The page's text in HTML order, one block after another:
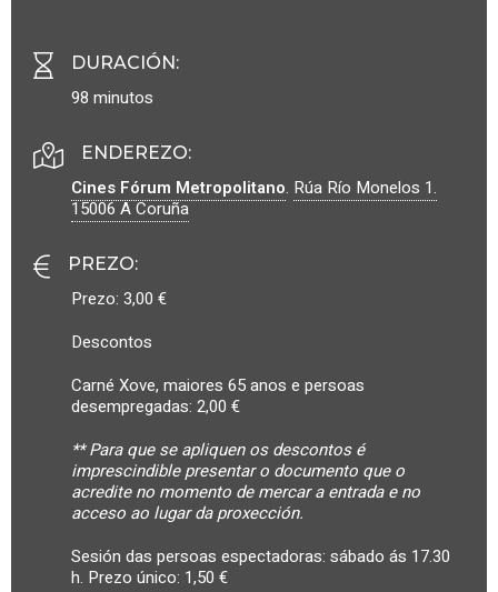
DURACIÓN:
98 minutos
ENDEREZO:
Cines Fórum Metropolitano. Rúa Río Monelos 1.
15006A Coruña
PREZO:
Prezo: 3,00 €
Descontos
Carné Xove, maiores 65 anos e persoas
desempregadas: 2,00 €
** Para que se apliquen os descontos é
imprescindible presentar o documento que o
acredite no momento de mercar a entrada e no
acceso ao lugar da proxección.
Sesión das persoas espectadoras: sábado ás 17.30
h. Prezo único: 1,50 €